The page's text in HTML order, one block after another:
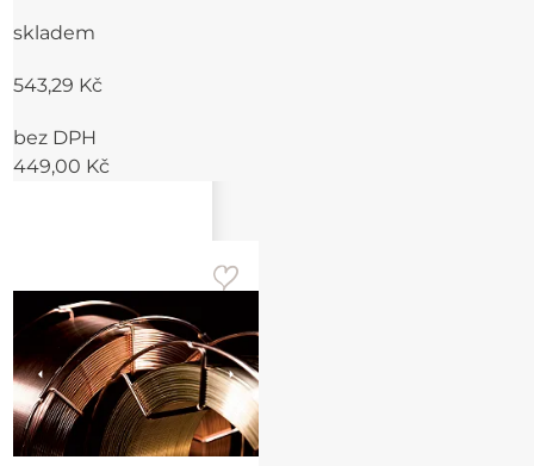
skladem
543,29 Kč
bez DPH
449,00 Kč